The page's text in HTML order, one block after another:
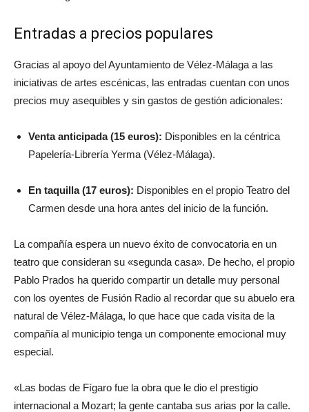
Entradas a precios populares
Gracias al apoyo del Ayuntamiento de Vélez-Málaga a las
iniciativas de artes escénicas, las entradas cuentan con unos
precios muy asequibles y sin gastos de gestión adicionales:
Venta anticipada (15 euros): Disponibles en la céntrica
Papelería-Librería Yerma (Vélez-Málaga).
En taquilla (17 euros): Disponibles en el propio Teatro del
Carmen desde una hora antes del inicio de la función.
La compañía espera un nuevo éxito de convocatoria en un
teatro que consideran su «segunda casa». De hecho, el propio
Pablo Prados ha querido compartir un detalle muy personal
con los oyentes de Fusión Radio al recordar que su abuelo era
natural de Vélez-Málaga, lo que hace que cada visita de la
compañía al municipio tenga un componente emocional muy
especial.
«Las bodas de Fígaro fue la obra que le dio el prestigio
internacional a Mozart; la gente cantaba sus arias por la calle.